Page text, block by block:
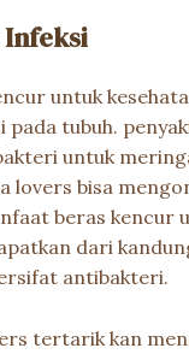
Infeksi
untuk
pada tubuh.
untuk
lovers bisa
beras kencur
dari
antibakteri.
tertarik kan